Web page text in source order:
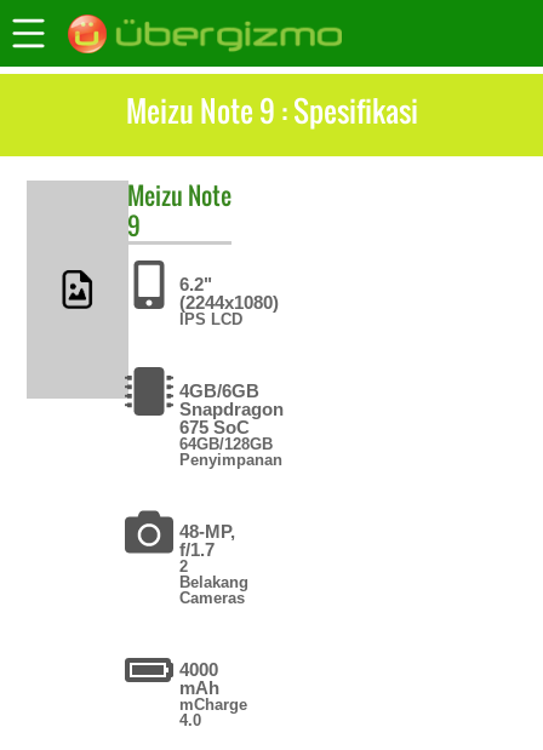
Meizu Note 9 : Spesifikasi
Meizu Note
9
6.2"
(2244x1080)
IPS LCD
4GB/6GB
Snapdragon
675 SoC
64GB/128GB
Penyimpanan
48-MP,
f/1.7
2
Belakang
Cameras
4000
mAh
mCharge
4.0